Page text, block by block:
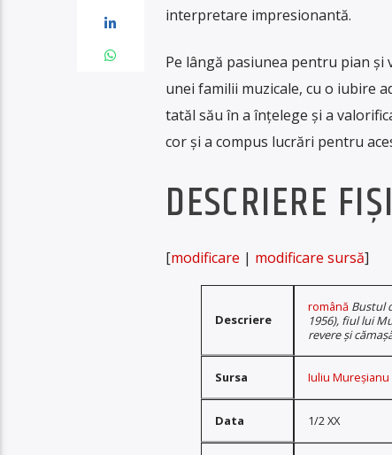
interpretare impresionantă.
Pe lângă pasiunea pentru pian și
unei familii muzicale, cu o iubire
tatăl său în a înțelege și a
cor și a compus lucrări pentru
DESCRIERE
[modificare | modificare sursă]
Descriere
română Bustul
1956), fiul lui
revere și
Sursa Iuliu Mureșianu
Data 1/2 XX